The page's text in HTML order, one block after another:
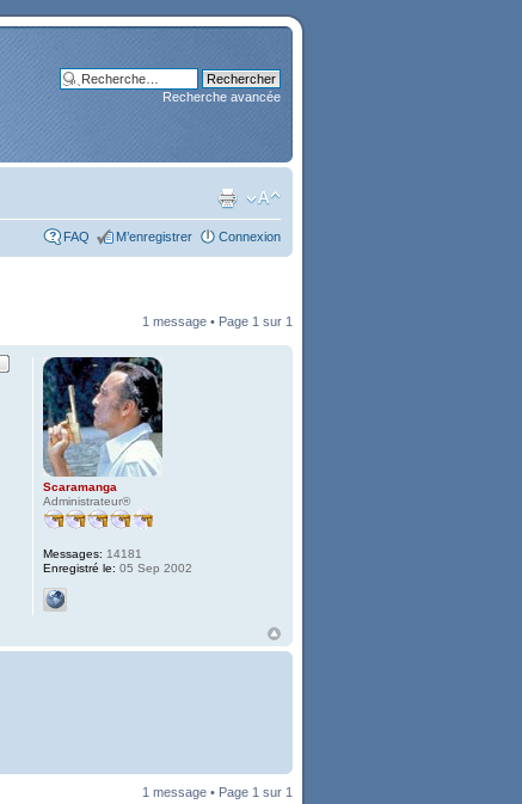
Recherche avancée
FAQ M’enregistrer Connexion
1 message • Page 1 sur 1
Scaramanga
Administrateur®
Messages: 14181
Enregistré le: 05 Sep 2002
1 message • Page 1 sur 1